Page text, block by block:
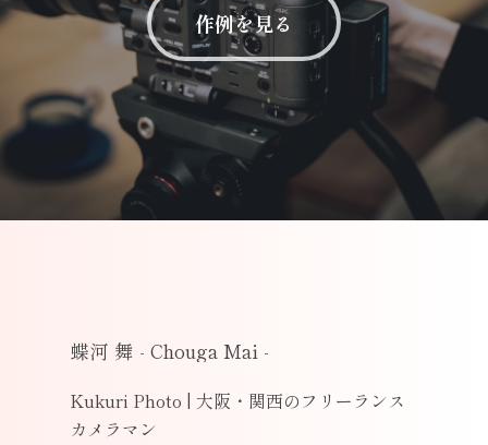
作例を見る
蝶河 舞 - Chouga Mai -
Kukuri Photo | 大阪・関西のフリーランス
カメラマン